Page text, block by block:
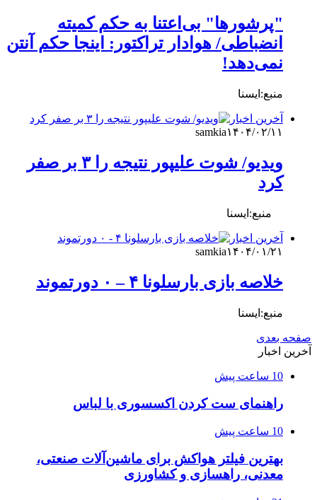
"پرشورها" بی‌اعتنا به حکم کمیته
انضباطی/ هوادار تراکتور: اینجا حکم آنتن
نمی‌دهد!
منبع:ایسنا
آخرین اخبار
samkia۱۴۰۴/۰۲/۱۱
ویدیو/ شوت علیپور نتیجه را ۳ بر صفر
کرد
منبع:ایسنا
آخرین اخبار
samkia۱۴۰۴/۰۱/۲۱
خلاصه بازی بارسلونا ۴ – ۰ دورتموند
منبع:ایسنا
صفحه بعدی
آخرین اخبار
10 ساعت پیش
راهنمای ست کردن اکسسوری با لباس
10 ساعت پیش
بهترین فیلتر هواکش برای ماشین‌آلات صنعتی،
معدنی، راهسازی و کشاورزی